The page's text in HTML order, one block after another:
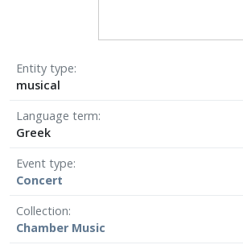
Entity type
musical
Language term
Greek
Event type
Concert
Collection
Chamber Μusic